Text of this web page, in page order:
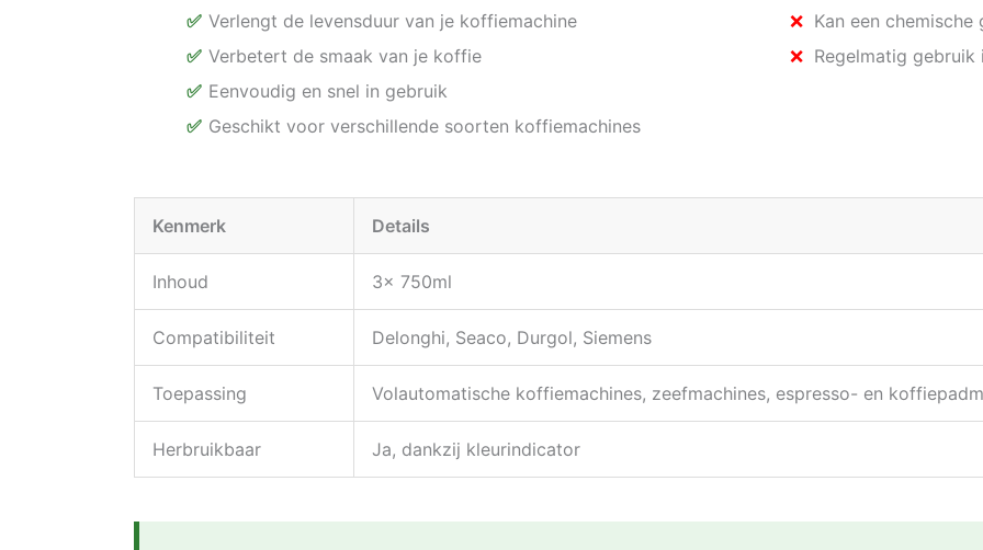
Verlengt de levensduur van je koffiemachine
Verbetert de smaak van je koffie
Eenvoudig en snel in gebruik
Geschikt voor verschillende soorten koffiemachines
Kan een
Regelmatig
Kenmerk Details
Inhoud 3x 750ml
Compatibiliteit Delonghi, Seaco, Durgol, Siemens
Toepassing Volautomatische koffiemachines, zeefmachines, espresso- en
Herbruikbaar Ja, dankzij kleurindicator